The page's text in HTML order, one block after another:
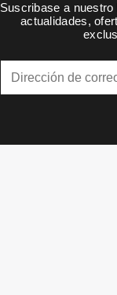
Suscribase a
actualidades,